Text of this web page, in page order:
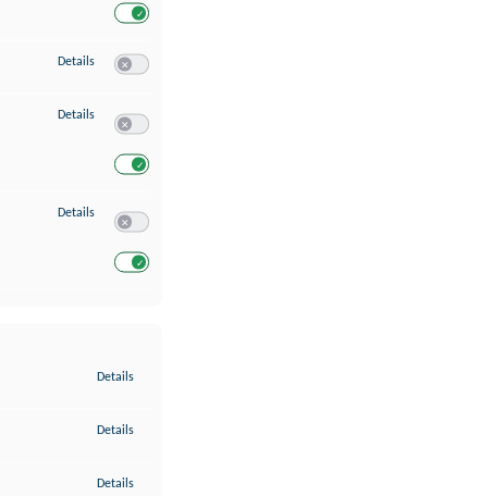
Details zu Messung der Performance von Inhalten
Details zu Analyse von Zielgruppen durch Statistiken oder Kombinationen von
Details zu Entwicklung und Verbesserung der Angebote
Details
Details
Details